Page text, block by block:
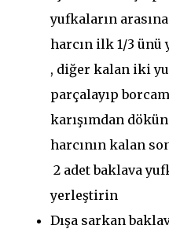
yufkaların
harcın ilk 1/3 ünü
, diğer kalan iki
parçalayıp
karışımdan
harcının kalan
2 adet baklava
yerleştirin
Dışa sarkan